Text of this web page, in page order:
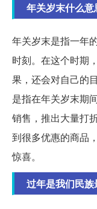
年关岁末什么意
年关岁末是指一年
时刻。在这个时期
果，还会对自己的
是指在年关岁末期
销售，推出大量打
到很多优惠的商品
惊喜。
过年是我们民